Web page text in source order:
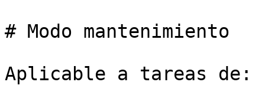
# Modo mantenimiento
Aplicable a tareas de: